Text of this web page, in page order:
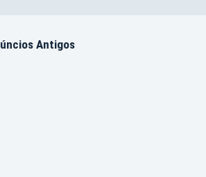
Antigos